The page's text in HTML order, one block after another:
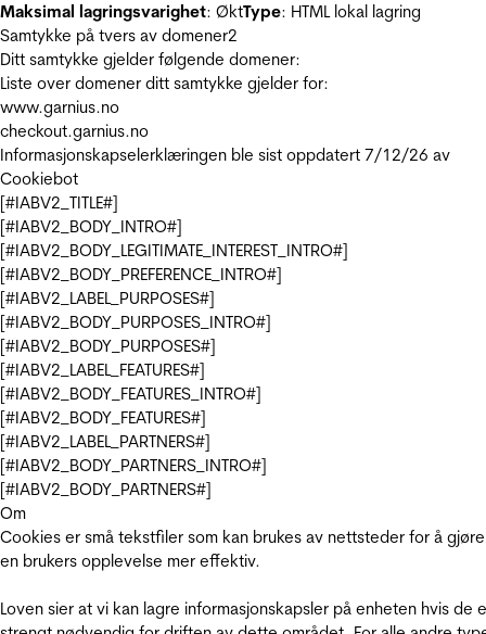
Maksimal lagringsvarighet: ØktType: HTML lokal lagring
Samtykke på tvers av domener2
Ditt samtykke gjelder følgende domener:
Liste over domener ditt samtykke gjelder for:
www.garnius.no
checkout.garnius.no
Informasjonskapselerklæringen ble sist oppdatert 7/12/26 av
Cookiebot
[#IABV2_TITLE#]
[#IABV2_BODY_INTRO#]
[#IABV2_BODY_LEGITIMATE_INTEREST_INTRO#]
[#IABV2_BODY_PREFERENCE_INTRO#]
[#IABV2_LABEL_PURPOSES#]
[#IABV2_BODY_PURPOSES_INTRO#]
[#IABV2_BODY_PURPOSES#]
[#IABV2_LABEL_FEATURES#]
[#IABV2_BODY_FEATURES_INTRO#]
[#IABV2_BODY_FEATURES#]
[#IABV2_LABEL_PARTNERS#]
[#IABV2_BODY_PARTNERS_INTRO#]
[#IABV2_BODY_PARTNERS#]
Om
Cookies er små tekstfiler som kan brukes av nettsteder for å gjøre
en brukers opplevelse mer effektiv.
Loven sier at vi kan lagre informasjonskapsler på enheten hvis de